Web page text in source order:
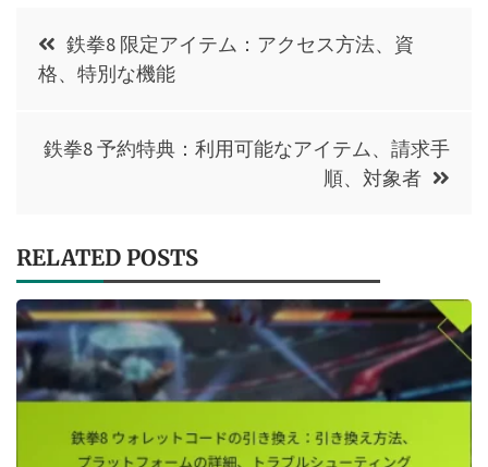
Post
navigation
鉄拳8 限定アイテム：アクセス方法、資
格、特別な機能
鉄拳8 予約特典：利用可能なアイテム、請求手
順、対象者
RELATED POSTS